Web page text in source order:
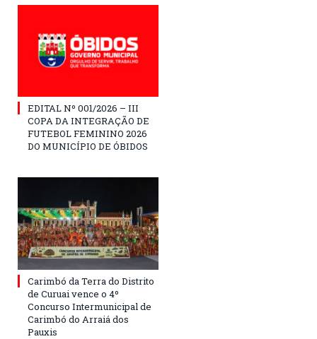
EDITAL Nº 001/2026 – III
COPA DA INTEGRAÇÃO DE
FUTEBOL FEMININO 2026
DO MUNICÍPIO DE ÓBIDOS
Carimbó da Terra do Distrito
de Curuai vence o 4º
Concurso Intermunicipal de
Carimbó do Arraiá dos
Pauxis